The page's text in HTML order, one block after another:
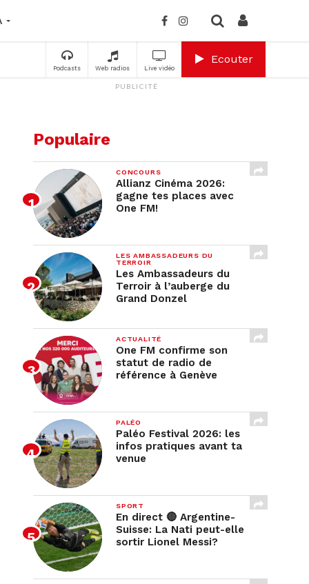
Podcasts Web radios Live vidéo
Ecouter
PUBLICITÉ
Populaire
CONCOURS
Allianz Cinéma 2026:
gagne tes places avec
One FM!
LES AMBASSADEURS DU
TERROIR
Les Ambassadeurs du
Terroir à l’auberge du
Grand Donzel
ACTUALITÉ
One FM confirme son
statut de radio de
référence à Genève
PALÉO
Paléo Festival 2026: les
infos pratiques avant ta
venue
SPORT
En direct 🔴 Argentine-
Suisse: La Nati peut-elle
sortir Lionel Messi?